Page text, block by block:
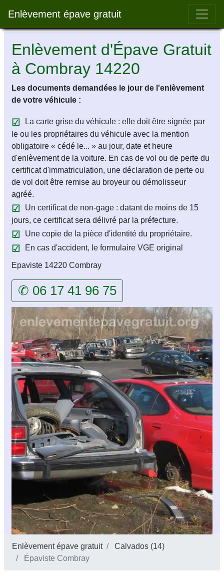
Enlèvement épave gratuit Bar
Enlèvement d'Épave Gratuit
à Combray 14220
Les documents demandées le jour de l'enlèvement
de votre véhicule :
La carte grise du véhicule : elle doit être signée par
le ou les propriétaires du véhicule avec la mention
obligatoire « cédé le... » au jour, date et heure
d'enlèvement de la voiture. En cas de vol ou de perte du
certificat d'immatriculation, une déclaration de perte ou
de vol doit être remise au broyeur ou démolisseur
agréé.
Un certificat de non-gage : datant de moins de 15
jours, ce certificat sera délivré par la préfecture.
Une copie de la pièce d'identité du propriétaire.
En cas d'accident, le formulaire VGE original
Epaviste 14220 Combray
✆ 06 17 41 96 75
Enlèvement épave gratuit
Calvados (14)
Épaviste Combray